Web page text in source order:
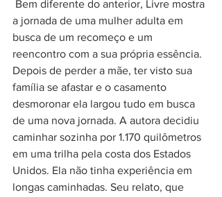
a jornada de uma mulher adulta em
busca de um recomeço e um
reencontro com a sua própria essência.
Depois de perder a mãe, ter visto sua
família se afastar e o casamento
desmoronar ela largou tudo em busca
de uma nova jornada. A autora decidiu
caminhar sozinha por 1.170 quilômetros
em uma trilha pela costa dos Estados
Unidos. Ela não tinha experiência em
longas caminhadas. Seu relato, que